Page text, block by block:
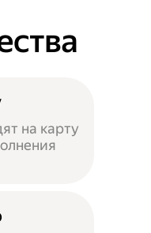
на карту